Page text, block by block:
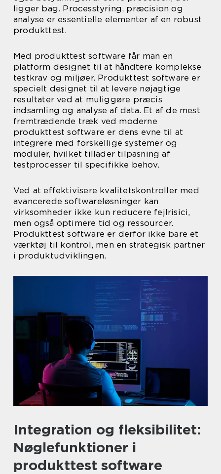
ligger bag. Processtyring, præcision og
analyse er essentielle elementer af en robust
produkttest.
Med produkttest software får man en
platform designet til at håndtere komplekse
testkrav og miljøer. Produkttest software er
specielt designet til at levere nøjagtige
resultater ved at muliggøre præcis
indsamling og analyse af data. Et af de mest
fremtrædende træk ved moderne
produkttest software er dens evne til at
integrere med forskellige systemer og
moduler, hvilket tillader tilpasning af
testprocesser til specifikke behov.
Ved at effektivisere kvalitetskontroller med
avancerede softwareløsninger kan
virksomheder ikke kun reducere fejlrisici,
men også optimere tid og ressourcer.
Produkttest software er derfor ikke bare et
værktøj til kontrol, men en strategisk partner
i produktudviklingen.
Integration og fleksibilitet:
Nøglefunktioner i
produkttest software